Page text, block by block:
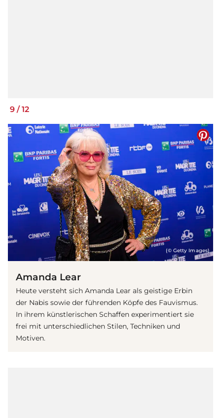
9 / 12
(© Getty Images)
Amanda Lear
Heute versteht sich Amanda Lear als geistige Erbin
der Nabis sowie der führenden Köpfe des Fauvismus.
In ihrem künstlerischen Schaffen experimentiert sie
frei mit unterschiedlichen Stilen, Techniken und
Motiven.